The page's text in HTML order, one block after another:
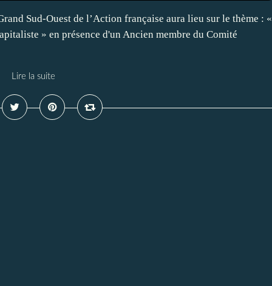
Sud-Ouest de l’Action française aura lieu sur le thème : «
» en présence d'un Ancien membre du Comité
Lire la suite